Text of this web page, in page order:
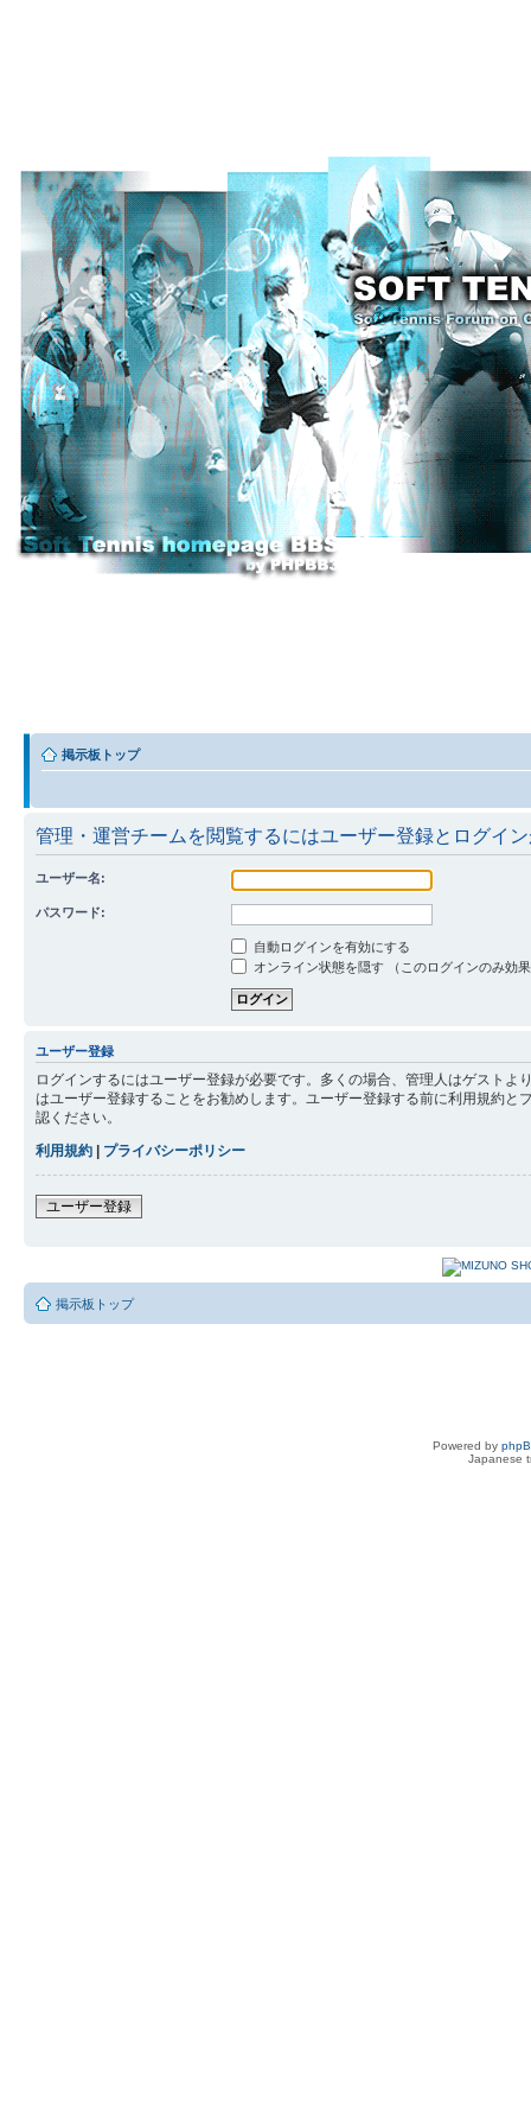
掲示板トップ
管理・運営チームを閲覧するにはユーザー登録とログイ
ユーザー名:
パスワード:
自動ログインを有効にする
オンライン状態を隠す （このログインのみ効
ユーザー登録
ログインするにはユーザー登録が必要です。多くの場合、管理人はゲスト
はユーザー登録することをお勧めします。ユーザー登録する前に利用規約
認ください。
利用規約 | プライバシーポリシー
ユーザー登録
掲示板トップ
Powered by
Japanese